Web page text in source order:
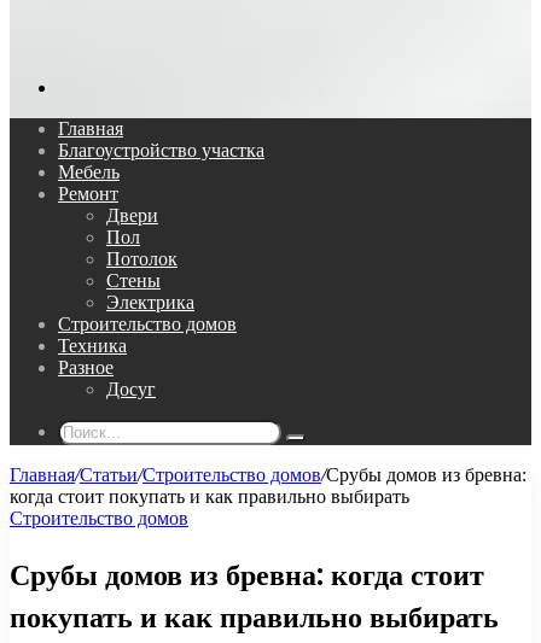
Главная
Благоустройство участка
Мебель
Ремонт
Двери
Пол
Потолок
Стены
Электрика
Строительство домов
Техника
Разное
Досуг
Поиск...
Главная/Статьи/Строительство домов/Срубы домов из бревна:
когда стоит покупать и как правильно выбирать
Строительство домов
Срубы домов из бревна: когда стоит
покупать и как правильно выбирать